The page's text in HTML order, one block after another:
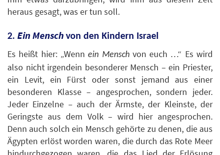
heraus gesagt, was er tun soll.
2. Ein Mensch von den Kindern Israel
Es heißt hier: „Wennein Menschvon euch …“ Es wird
also nicht irgendein besonderer Mensch – ein Priester,
ein Levit, ein Fürst oder sonst jemand aus einer
besonderen Klasse – angesprochen, sondern jeder.
Jeder Einzelne – auch der Ärmste, der Kleinste, der
Geringste aus dem Volk – wird hier angesprochen.
Denn auch solch ein Mensch gehörte zu denen, die aus
Ägypten erlöst worden waren, die durch das Rote Meer